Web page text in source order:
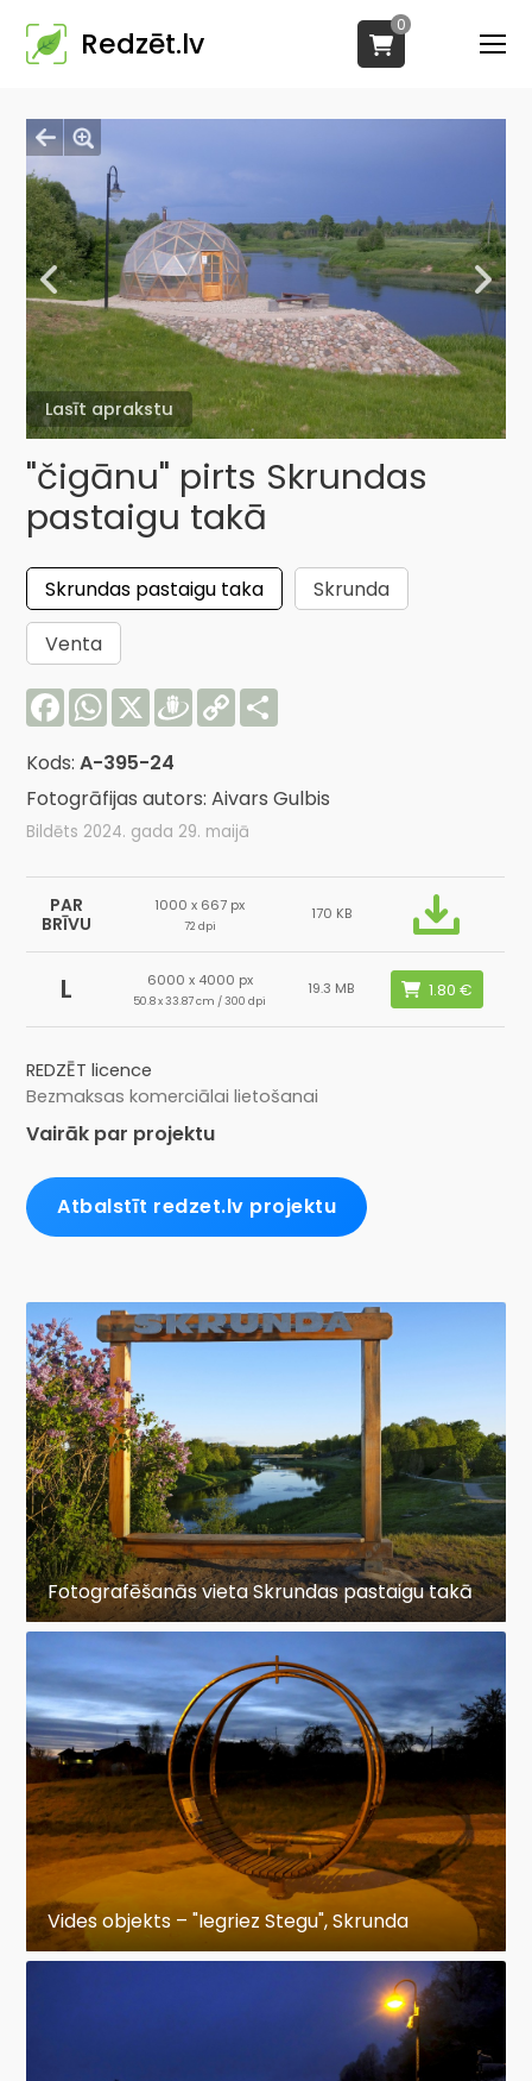
Redzēt.lv
0
Lasīt aprakstu
"čigānu" pirts Skrundas
pastaigu takā
Skrundas pastaigu taka
Skrunda
Venta
FacebookWhatsApp
X Draugiem
Copy
Link
Kods:A-395-24
Fotogrāfijas autors: Aivars Gulbis
Bildēts 2024. gada 29. maijā
PAR
BRĪVU
1000 x 667 px
72 dpi
170 KB
L 6000 x 4000 px
50.8 x 33.87 cm / 300 dpi
19.3 MB
REDZĒT licence
Bezmaksas komerciālai lietošanai
Vairāk par projektu
Atbalstīt redzet.lv projektu
Fotografēšanās vieta Skrundas pastaigu takā
Vides objekts – "Iegriez Stegu", Skrunda